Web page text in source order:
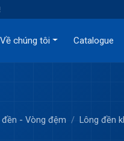
Về chúng tôi Catalogue
đền - Vòng đệm
Lông đền